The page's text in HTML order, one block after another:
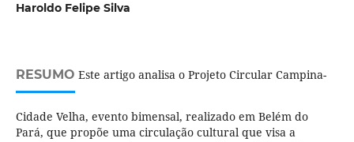
Haroldo Felipe Silva
RESUMO Este artigo analisa o Projeto Circular Campina-
Cidade Velha, evento bimensal, realizado em Belém do
Pará, que propõe uma circulação cultural que visa a